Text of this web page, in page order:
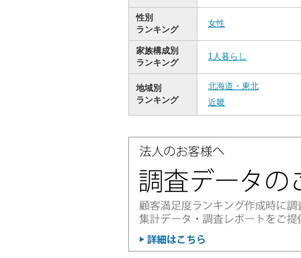
性別
ランキング
女性
家族構成別
ランキング
1人暮らし
地域別
ランキング
北海道・東北
近畿